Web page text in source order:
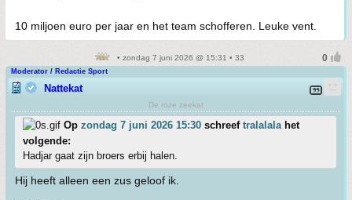
10 miljoen euro per jaar en het team schofferen. Leuke vent.
• zondag 7 juni 2026 @ 15:31 • 33
Moderator / Redactie Sport
Nattekat
De roze zeekat
Op zondag 7 juni 2026 15:30 schreef tralalala het
volgende:
Hadjar gaat zijn broers erbij halen.
Hij heeft alleen een zus geloof ik.